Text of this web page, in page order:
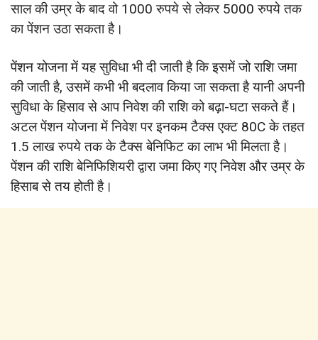
साल की उम्र के बाद वो 1000 रुपये से लेकर 5000 रुपये तक
का पेंशन उठा सकता है।
पेंशन योजना में यह सुविधा भी दी जाती है कि इसमें जो राशि जमा
की जाती है, उसमें कभी भी बदलाव किया जा सकता है यानी अपनी
सुविधा के हिसाव से आप निवेश की राशि को बढ़ा-घटा सकते हैं।
अटल पेंशन योजना में निवेश पर इनकम टैक्स एक्ट 80C के तहत
1.5 लाख रुपये तक के टैक्स बेनिफिट का लाभ भी मिलता है।
पेंशन की राशि बेनिफिशियरी द्वारा जमा किए गए निवेश और उम्र के
हिसाब से तय होती है।